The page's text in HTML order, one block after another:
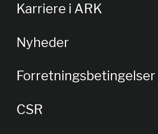
Karriere i ARK
Nyheder
Forretningsbetingelser
CSR